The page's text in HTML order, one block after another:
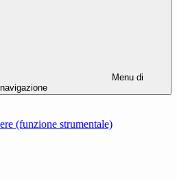
Menu di
navigazione
(funzione strumentale)